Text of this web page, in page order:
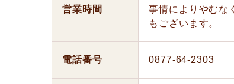
営業時間
事情によりやむな
もございます。
電話番号 0877-64-2303